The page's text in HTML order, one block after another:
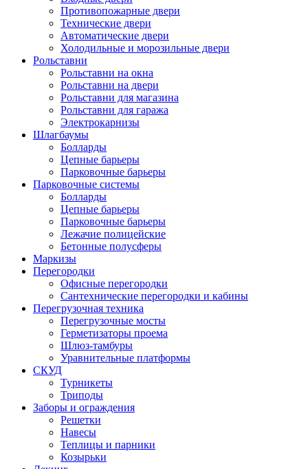
Противопожарные двери
Технические двери
Автоматические двери
Холодильные и морозильные двери
Рольставни
Рольставни на окна
Рольставни на двери
Рольставни для магазина
Рольставни для гаража
Электрокарнизы
Шлагбаумы
Болларды
Цепные барьеры
Парковочные барьеры
Парковочные системы
Болларды
Цепные барьеры
Парковочные барьеры
Лежачие полицейские
Бетонные полусферы
Маркизы
Перегородки
Офисные перегородки
Сантехнические перегородки и кабины
Перегрузочная техника
Перегрузочные мосты
Герметизаторы проема
Шлюз-тамбуры
Уравнительные платформы
СКУД
Турникеты
Триподы
Заборы и ограждения
Решетки
Навесы
Теплицы и парники
Козырьки